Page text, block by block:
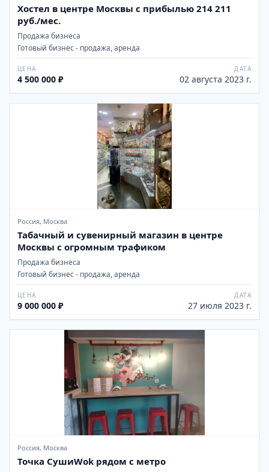
Хостел в центре Москвы с прибылью 214 211
руб./мес.
Продажа бизнеса
Готовый бизнес - продажа, аренда
ЦЕНА
4 500 000 ₽
ДАТА
02 августа 2023 г.
Россия, Москва
Табачный и сувенирный магазин в центре
Москвы с огромным трафиком
Продажа бизнеса
Готовый бизнес - продажа, аренда
ЦЕНА
9 000 000 ₽
ДАТА
27 июля 2023 г.
Россия, Москва
Точка СушиWok рядом с метро